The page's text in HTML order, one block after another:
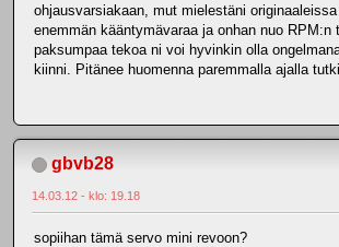
ohjausvarsiakaan, mut mielestäni
enemmän kääntymävaraa ja onhan nuo RPM:n
paksumpaa tekoa ni voi hyvinkin olla
kiinni. Pitänee huomenna paremmalla ajalla
gbvb28
14.03.12 - klo: 19.18
sopiihan tämä servo mini revoon?